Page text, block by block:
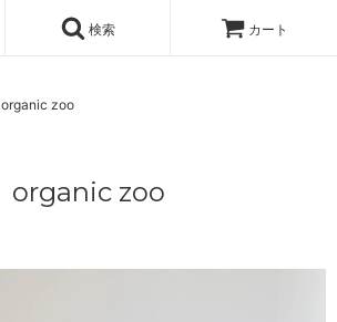
検索 カート
organic zoo
organic zoo